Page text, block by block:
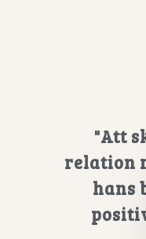
"Att
relation
hans